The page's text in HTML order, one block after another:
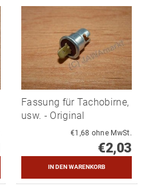
Fassung für Tachobirne,
usw. - Original
€1,68 ohne MwSt.
€2,03